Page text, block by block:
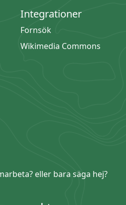
Integrationer
Fornsök
Wikimedia Commons
eller bara säga hej?